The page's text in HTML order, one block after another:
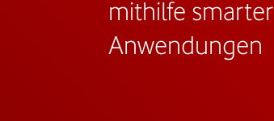
mithilfe smarter
Anwendungen